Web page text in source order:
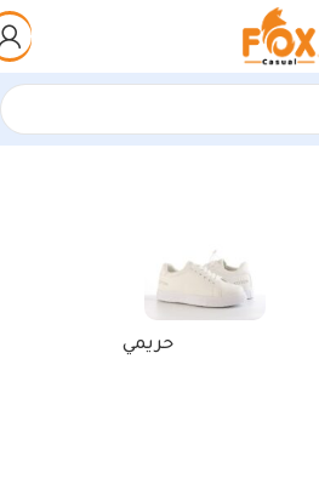
“محفظه رجالي بسوسته”
حريمي